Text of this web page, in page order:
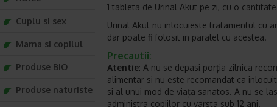
1 tableta de Urinal Akut pe zi, cu o
Urinal Akut nu inlocuieste tratamentul cu
dar poate fi folosit in paralel cu acestea.
Precautii:
Atentie: A nu se depasi porția zilnica
alimentar si nu este recomandat ca
si al unui mod de viața sanatos. A nu se
administra copiilor cu varsta sub 12 ani.
Cuplu si sex
Mama si copilul
Produse BIO
Produse naturiste